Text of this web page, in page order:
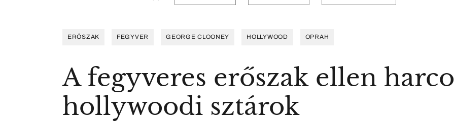
ERŐSZAK FEGYVER GEORGE CLOONEY HOLLYWOOD OPRAH
A fegyveres erőszak ellen
hollywoodi sztárok